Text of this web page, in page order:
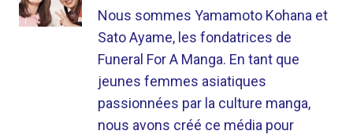
Nous sommes Yamamoto Kohana et
Sato Ayame, les fondatrices de
Funeral For A Manga. En tant que
jeunes femmes asiatiques
passionnées par la culture manga,
nous avons créé ce média pour